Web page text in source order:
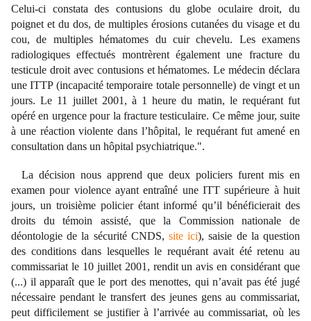
Celui-ci constata des contusions du globe oculaire droit, du
poignet et du dos, de multiples érosions cutanées du visage et du
cou, de multiples hématomes du cuir chevelu. Les examens
radiologiques effectués montrèrent également une fracture du
testicule droit avec contusions et hématomes. Le médecin déclara
une ITTP (incapacité temporaire totale personnelle) de vingt et un
jours. Le 11 juillet 2001, à 1 heure du matin, le requérant fut
opéré en urgence pour la fracture testiculaire. Ce même jour, suite
à une réaction violente dans l’hôpital, le requérant fut amené en
consultation dans un hôpital psychiatrique.".
La décision nous apprend que deux policiers furent mis en
examen pour violence ayant entraîné une ITT supérieure à huit
jours, un troisième policier étant informé qu’il bénéficierait des
droits du témoin assisté, que la Commission nationale de
déontologie de la sécurité CNDS, site ici), saisie de la question
des conditions dans lesquelles le requérant avait été retenu au
commissariat le 10 juillet 2001, rendit un avis en considérant que
(...) il apparaît que le port des menottes, qui n’avait pas été jugé
nécessaire pendant le transfert des jeunes gens au commissariat,
peut difficilement se justifier à l’arrivée au commissariat, où les